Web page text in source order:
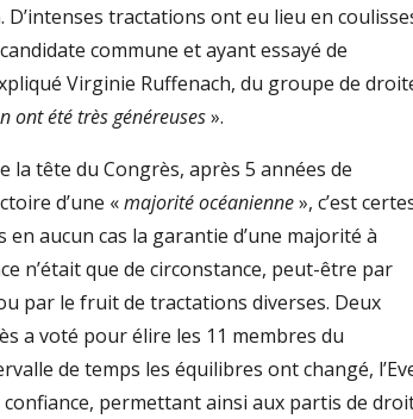
D’intenses tractations ont eu lieu en
commune et ayant essayé de
Virginie Ruffenach, du groupe de
ont été très généreuses».
la tête du Congrès, après 5 années de
d’une «majorité océanienne», c’est
aucun cas la garantie d’une majorité à
n’était que de circonstance, peut-être par
par le fruit de tractations diverses. Deux
a voté pour élire les 11 membres du
de temps les équilibres ont changé,
permettant ainsi aux partis de